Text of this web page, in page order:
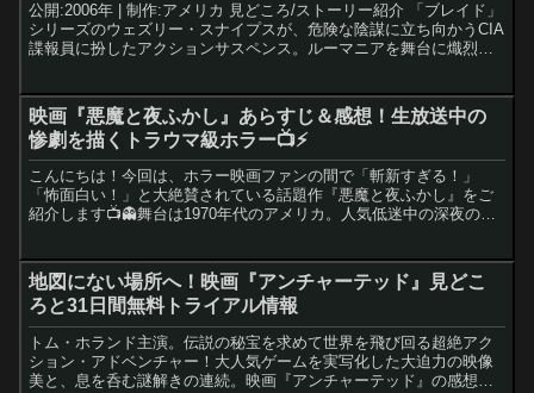
公開:2006年 | 制作:アメリカ 見どころ/ストーリー紹介 「ブレイド」
シリーズのウェズリー・スナイプスが、危険な陰謀に立ち向かうCIA
諜報員に扮したアクションサスペンス。ルーマニアを舞台に熾烈な
映画『悪魔と夜ふかし』あらすじ＆感想！生放送中の
惨劇を描くトラウマ級ホラー📺⚡️
こんにちは！今回は、ホラー映画ファンの間で「斬新すぎる！」
「怖面白い！」と大絶賛されている話題作『悪魔と夜ふかし』をご
紹介します📺👻舞台は1970年代のアメリカ。人気低迷中の深夜のト
地図にない場所へ！映画『アンチャーテッド』見どこ
ろと31日間無料トライアル情報
トム・ホランド主演。伝説の秘宝を求めて世界を飛び回る超絶アク
ション・アドベンチャー！大人気ゲームを実写化した大迫力の映像
美と、息を呑む謎解きの連続。映画『アンチャーテッド』の感想と